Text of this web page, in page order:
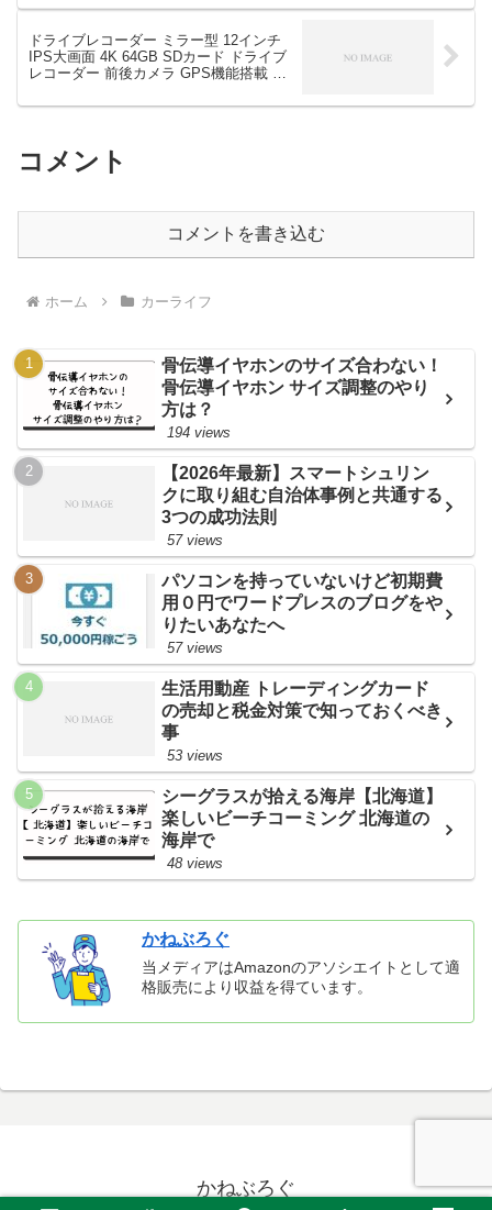
チ液晶画面 HDR/WDR画像補正技術 Ｆ値
録 エンジンON/OFF 自動緊急録画 駐車
監視 リバース連動 上書き録画 Ｇセンサ
ー搭載 高速録画 操作簡単 日本語説明書
ドライブレコーダー ミラー型 12インチ
IPS大画面 4K 64GB SDカード ドライブ
レコーダー 前後カメラ GPS機能搭載 ド
170度広角視野 HDR/WDR画像補正 全国
ュー！最安値は？
コメント
コメントを書き込む
ホーム カーライフ
骨伝導イヤホンのサイズ合わない！
骨伝導イヤホン サイズ調整のやり
方は？
194 views
【2026年最新】スマートシュリン
クに取り組む自治体事例と共通する
3つの成功法則
57 views
パソコンを持っていないけど初期費
用０円でワードプレスのブログをや
りたいあなたへ
57 views
生活用動産 トレーディングカード
の売却と税金対策で知っておくべき
事
53 views
シーグラスが拾える海岸【北海道】
楽しいビーチコーミング 北海道の
海岸で
48 views
かねぶろぐ
当メディアはAmazonのアソシエイトとして適
格販売により収益を得ています。
かねぶろぐ